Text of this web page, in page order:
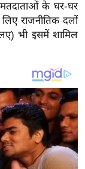
के घर-घर
राजनीतिक दलों
भी इसमें शामिल